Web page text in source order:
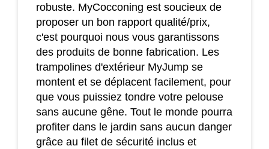
robuste. MyCocconing est soucieux de
proposer un bon rapport qualité/prix,
c'est pourquoi nous vous garantissons
des produits de bonne fabrication. Les
trampolines d'extérieur MyJump se
montent et se déplacent facilement, pour
que vous puissiez tondre votre pelouse
sans aucune gêne. Tout le monde pourra
profiter dans le jardin sans aucun danger
grâce au filet de sécurité inclus et